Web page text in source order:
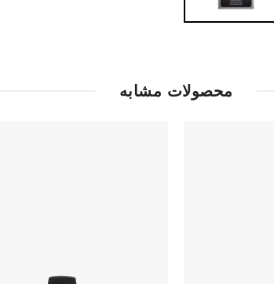
محصولات مشابه